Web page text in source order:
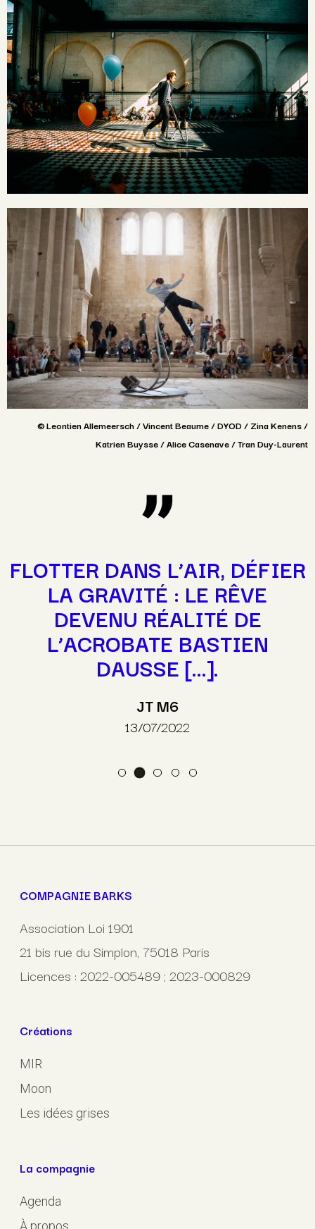
© Leontien Allemeersch / Vincent Beaume / DYOD / Zina Kenens /
Katrien Buysse / Alice Casenave / Tran Duy-Laurent
FLOTTER DANS L’AIR, DÉFIER
LA GRAVITÉ : LE RÊVE
DEVENU RÉALITÉ DE
L’ACROBATE BASTIEN
DAUSSE [...].
JT M6
13/07/2022
COMPAGNIE BARKS
Association Loi 1901
21 bis rue du Simplon, 75018 Paris
Licences : 2022-005489 ; 2023-000829
Créations
MIR
Moon
Les idées grises
La compagnie
Agenda
À propos